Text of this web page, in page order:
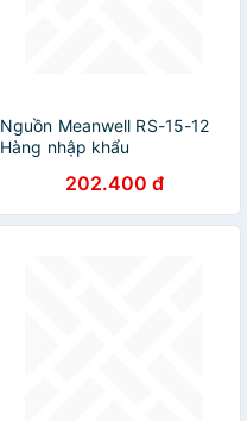
Nguồn Meanwell RS-15-12
Hàng nhập khẩu
202.400 đ